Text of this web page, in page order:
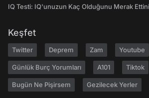
IQ Testi: IQ'unuzun Kaç Olduğunu Merak
Keşfet
Twitter Deprem Zam Youtube
Günlük Burç Yorumları A101 Tiktok
Bugün Ne Pişirsem Gezilecek Yerler